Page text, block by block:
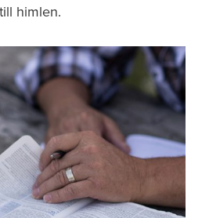
himlen.